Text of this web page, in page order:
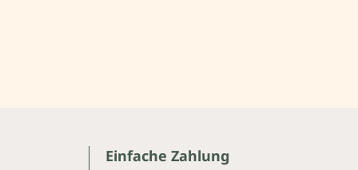
Einfache Zahlung